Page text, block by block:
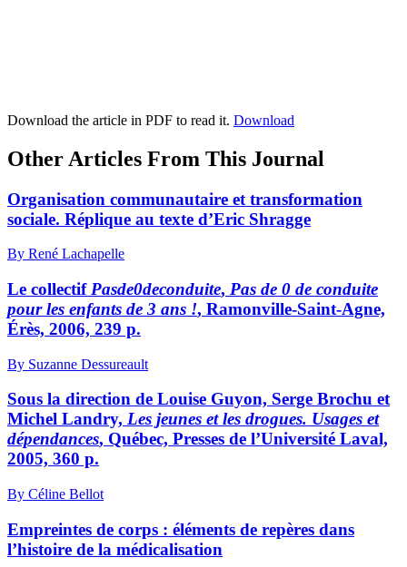
Download the article in PDF to read it. Download
Other Articles From This Journal
Organisation communautaire et transformation
sociale. Réplique au texte d’Eric Shragge
By René Lachapelle
Le collectif Pasde0deconduite, Pas de 0 de conduite
pour les enfants de 3 ans !, Ramonville-Saint-Agne,
Érès, 2006, 239 p.
By Suzanne Dessureault
Sous la direction de Louise Guyon, Serge Brochu et
Michel Landry, Les jeunes et les drogues. Usages et
dépendances, Québec, Presses de l’Université Laval,
2005, 360 p.
By Céline Bellot
Empreintes de corps : éléments de repères dans
l’histoire de la médicalisation